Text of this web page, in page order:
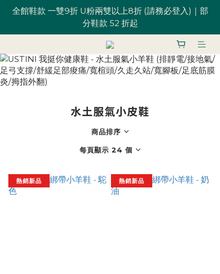
全館鞋款 一雙9折 U粉兩雙以上8折 (請務必登入)｜部
分鞋款 52 折起
全館鞋款 一雙9折 U粉兩雙以上8折 (請務必登入)｜部
分鞋款 52 折起
台灣滿 $1,700 享免運優惠
U粉就是你！加入會員 $200 購物金馬上用~
全館鞋款 一雙9折 U粉兩雙以上8折 (請務必登入)｜部
分鞋款 52 折起
水土服氣小皮鞋
商品排序
每頁顯示 24 個
熱銷新品 熱銷新品